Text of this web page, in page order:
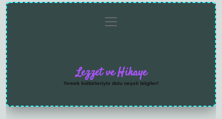
menüyü
aç
Lezzet ve Hikaye
Yemek kültürleriyle dolu neşeli bilgiler!